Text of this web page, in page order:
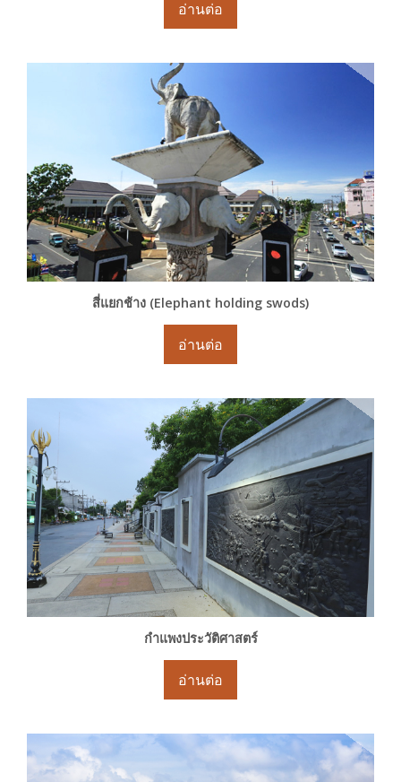
อ่านต่อ
สี่แยกช้าง (Elephant holding swods)
อ่านต่อ
กำแพงประวัติศาสตร์
อ่านต่อ